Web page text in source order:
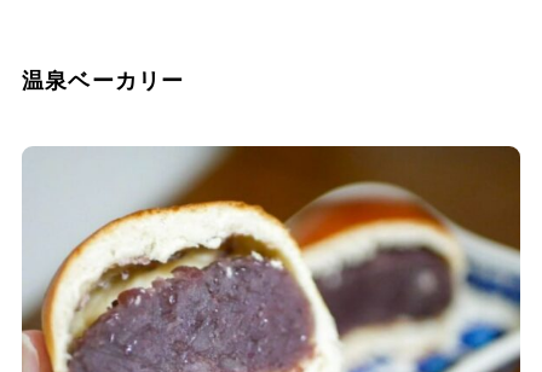
温泉ベーカリー